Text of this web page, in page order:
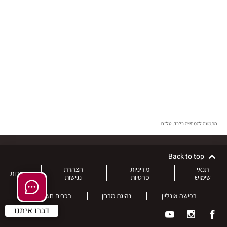
התמונה להמחשה בלבד. טל"ח
Back to top
תנאי
שימוש
מדיניות
פרטיות
הצהרת
נגישות
אודות
רכישה אונליין נהיגת מבחן רכבים חשמליים
דברו איתנו